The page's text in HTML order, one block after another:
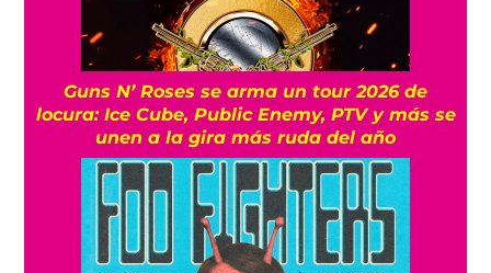
Guns N’ Roses se arma un tour 2026 de
locura: Ice Cube, Public Enemy, PTV y más se
unen a la gira más ruda del año